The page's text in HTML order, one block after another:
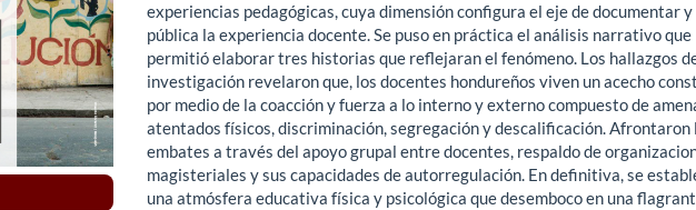
experiencias pedagógicas, cuya dimensión configura el eje de documentar
pública la experiencia docente. Se puso en práctica el análisis narrativo que
permitió elaborar tres historias que reflejaran el fenómeno. Los hallazgos
investigación revelaron que, los docentes hondureños viven un acecho
por medio de la coacción y fuerza a lo interno y externo compuesto de
atentados físicos, discriminación, segregación y descalificación. Afrontaron
embates a través del apoyo grupal entre docentes, respaldo de
magisteriales y sus capacidades de autorregulación. En definitiva, se
una atmósfera educativa física y psicológica que desemboco en una